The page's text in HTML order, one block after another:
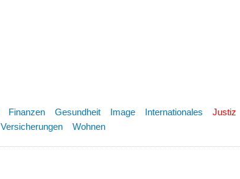
Finanzen Gesundheit Image Internationales Justiz
Versicherungen Wohnen